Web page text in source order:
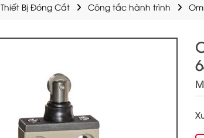
Thiết Bị Đóng Cắt Công tắc hành trình